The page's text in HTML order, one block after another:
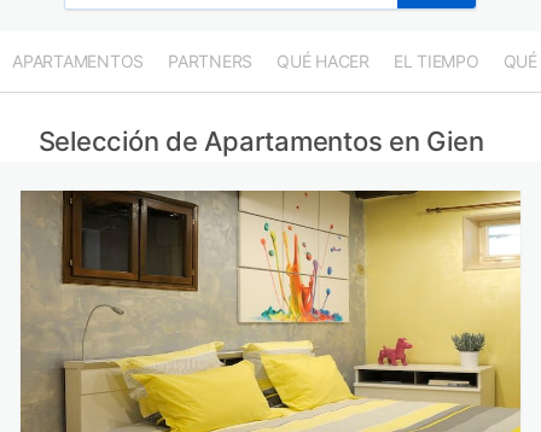
APARTAMENTOS PARTNERS QUÉ HACER EL TIEMPO QUÉ
Selección de Apartamentos en Gien